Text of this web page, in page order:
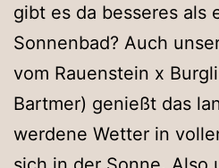
gibt es da besseres als
Sonnenbad? Auch
vom Rauenstein x
Bartmer) genießt das
werdene Wetter in